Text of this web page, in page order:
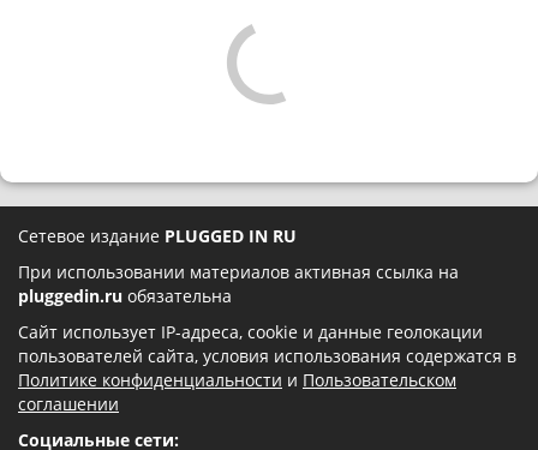
Сетевое издание PLUGGED IN RU
При использовании материалов активная ссылка на
pluggedin.ru обязательна
Сайт использует IP-адреса, cookie и данные геолокации
пользователей сайта, условия использования содержатся в
Политике конфиденциальности и Пользовательском
соглашении
Социальные сети: